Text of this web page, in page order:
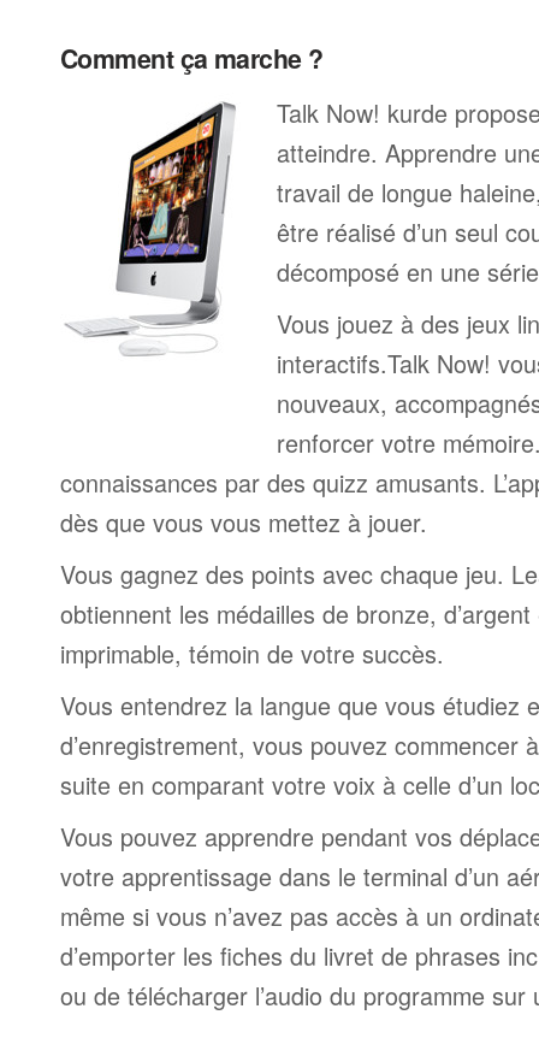
Comment ça marche ?
Talk Now! kurde
atteindre. Apprendre
travail de longue
être réalisé d’un seul
décomposé en une
Vous jouez à des jeux
interactifs.Talk Now!
nouveaux,
renforcer votre
connaissances par des quizz amusants.
dès que vous vous mettez à jouer.
Vous gagnez des points avec chaque jeu.
obtiennent les médailles de bronze,
imprimable, témoin de votre succès.
Vous entendrez la langue que vous étudiez
d’enregistrement, vous pouvez commencer
suite en comparant votre voix à celle d’un
Vous pouvez apprendre pendant vos
votre apprentissage dans le terminal d’un
même si vous n’avez pas accès à un
d’emporter les fiches du livret de phrases
ou de télécharger l’audio du programme sur